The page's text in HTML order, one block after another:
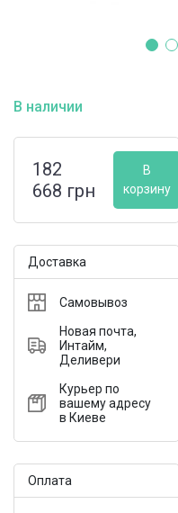
В наличии
182
668 грн
В
корзину
Доставка
Самовывоз
Новая почта,
Интайм,
Деливери
Курьер по
вашему адресу
в Киеве
Оплата